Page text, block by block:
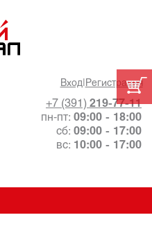
Вход| Регистрация
+7 (391) 219-77-11
пн-пт: 09:00 - 18:00
сб: 09:00 - 17:00
вс: 10:00 - 17:00